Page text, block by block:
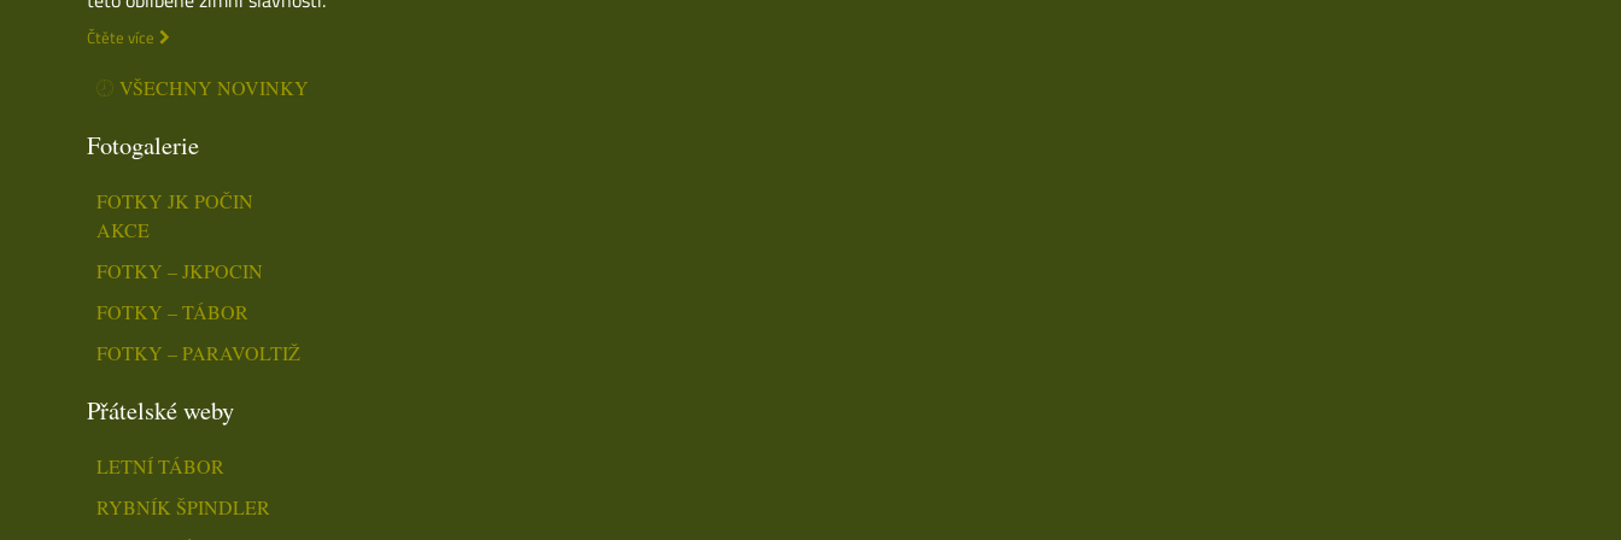
Čtěte více
VŠECHNY NOVINKY
Fotogalerie
FOTKY JK POČIN
AKCE
FOTKY – JKPOCIN
FOTKY – TÁBOR
FOTKY – PARAVOLTIŽ
Přátelské weby
LETNÍ TÁBOR
RYBNÍK ŠPINDLER